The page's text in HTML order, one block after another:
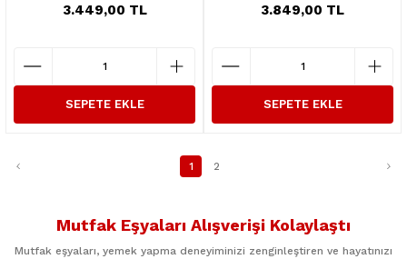
3.449,00 TL
SEPETE EKLE
3.849,00 TL
SEPETE EKLE
1 2
Mutfak Eşyaları Alışverişi Kolaylaştı
Mutfak eşyaları, yemek yapma deneyiminizi zenginleştiren ve hayatınızı